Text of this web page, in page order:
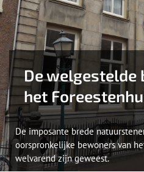
De welgestelde
het
De imposante brede
oorspronkelijke bewoners van
welvarend zijn geweest.